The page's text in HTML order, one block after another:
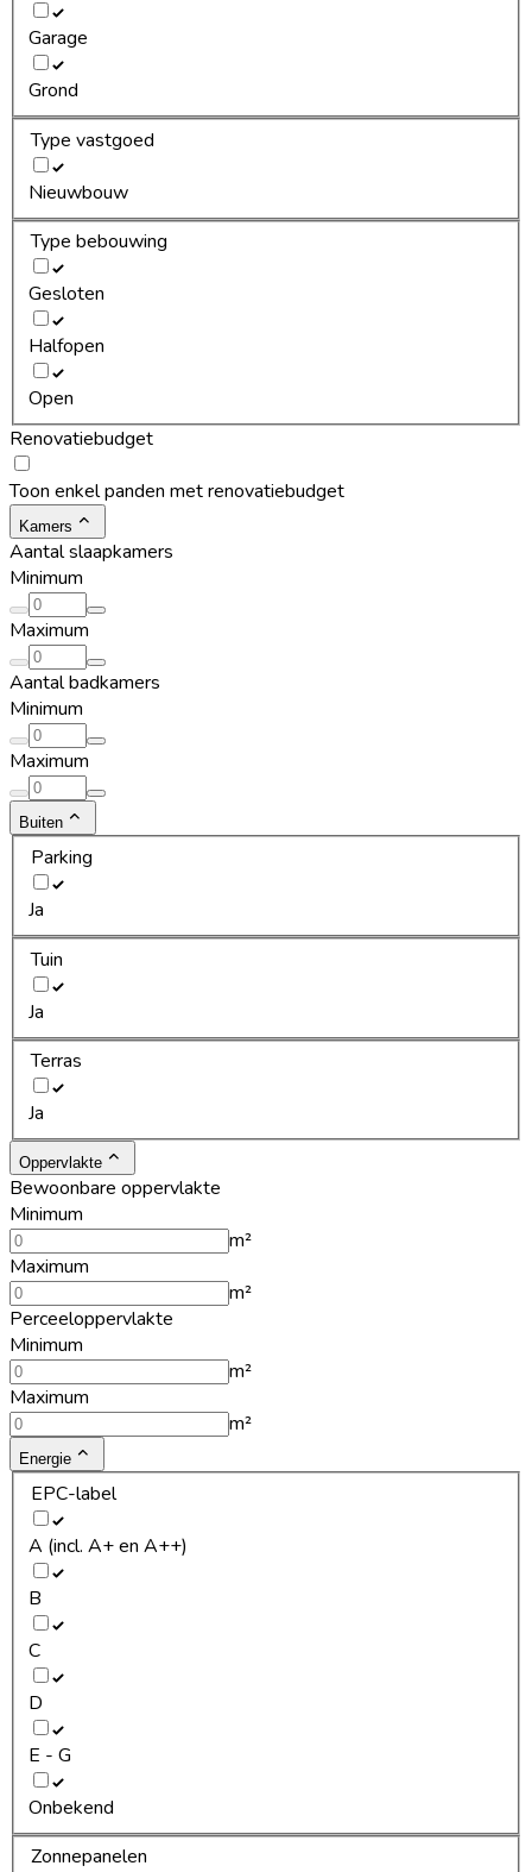
Garage
Grond
Type vastgoed
Nieuwbouw
Type bebouwing
Gesloten
Halfopen
Open
Renovatiebudget
Toon enkel panden met renovatiebudget
Kamers
Aantal slaapkamers
Minimum
Maximum
Aantal badkamers
Minimum
Maximum
Buiten
Parking
Ja
Tuin
Ja
Terras
Ja
Oppervlakte
Bewoonbare oppervlakte
Minimum
m²
Maximum
m²
Perceeloppervlakte
Minimum
m²
Maximum
m²
Energie
EPC-label
A (incl. A+ en A++)
B
C
D
E - G
Onbekend
Zonnepanelen